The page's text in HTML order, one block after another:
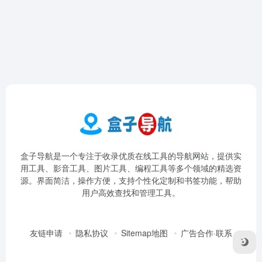
盒子导航是一个专注于收录优质在线工具的导航网站，提供实
用工具、影音工具、图片工具、编程工具等多个领域的精选资
源。界面简洁，操作方便，支持个性化定制和书签功能，帮助
用户高效查找和管理工具。
友链申请 隐私协议 Sitemap地图 广告合作·联系